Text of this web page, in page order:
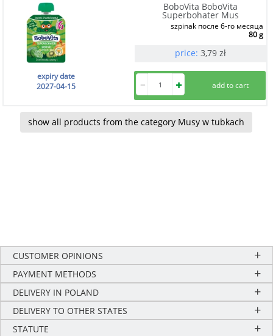
BoboVita BoboVita
Superbohater Mus
szpinak после 6-го месяца
80 g
price: 3,79 zł
expiry date
2027-04-15
show all products from the category Musy w tubkach
CUSTOMER OPINIONS
PAYMENT METHODS
DELIVERY IN POLAND
DELIVERY TO OTHER STATES
STATUTE